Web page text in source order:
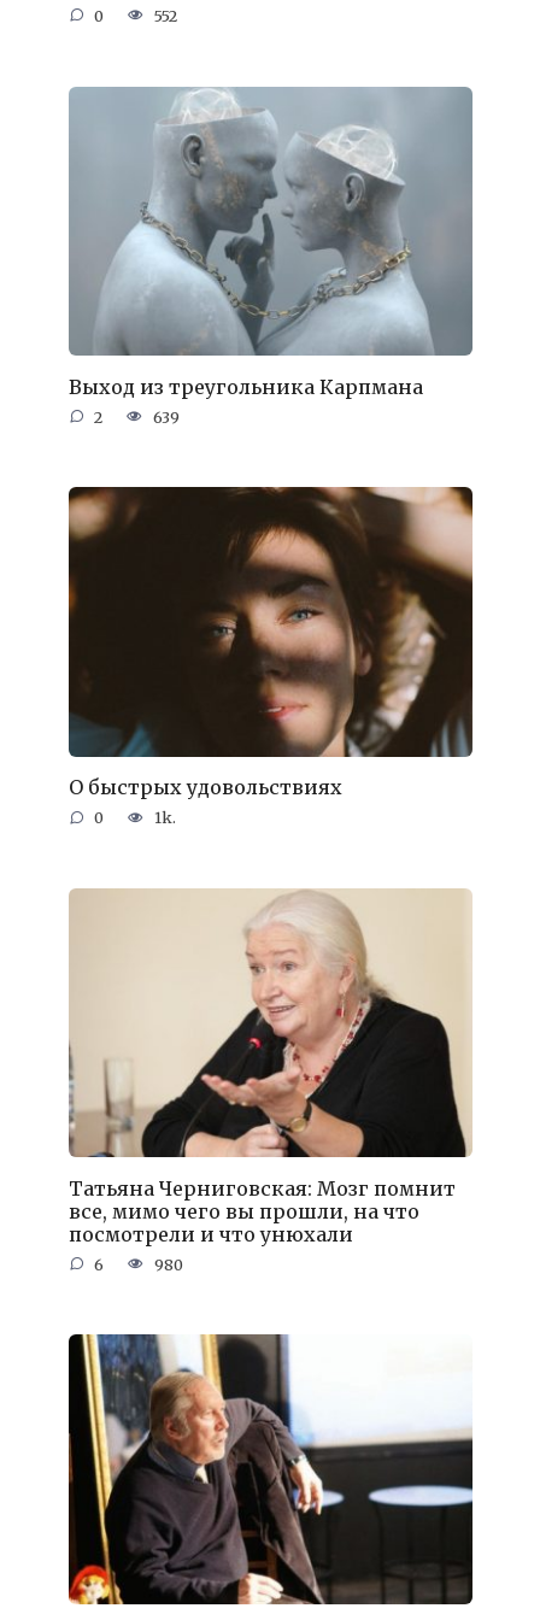
0 552
Выход из треугольника Карпмана
2 639
О быстрых удовольствиях
0 1k.
Татьяна Черниговская: Мозг помнит
все, мимо чего вы прошли, на что
посмотрели и что унюхали
6 980